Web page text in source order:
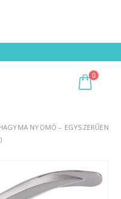
0
NYOMÓ – EGYSZERŰEN